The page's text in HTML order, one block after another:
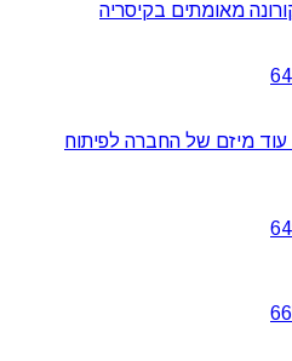
עוד מיזם של החברה לפיתוח